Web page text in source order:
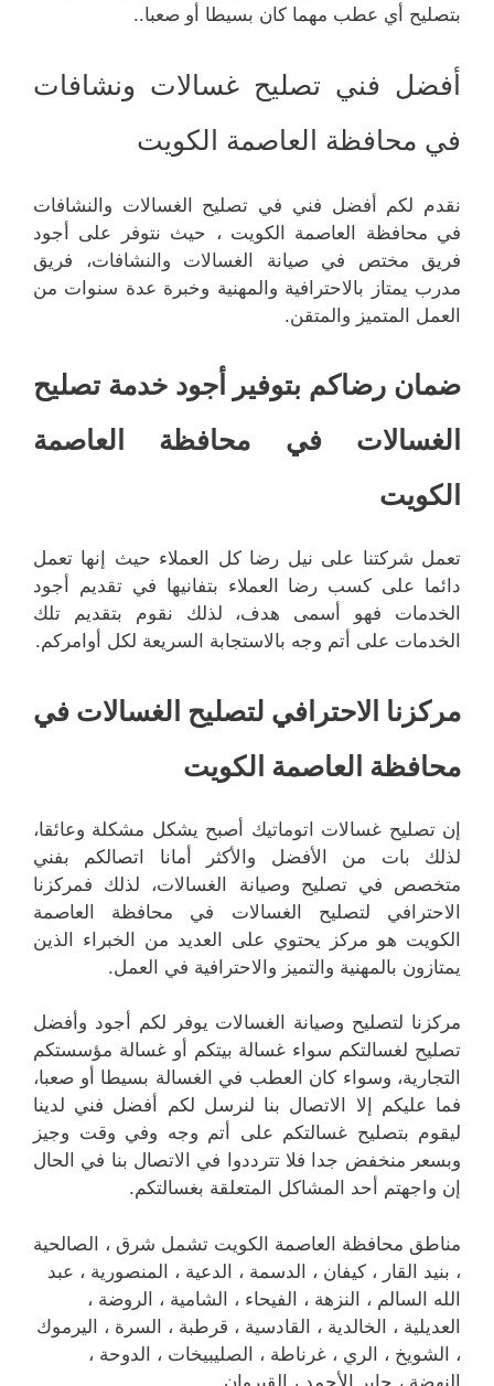
بتصليح أي عطب مهما كان بسيطا أو صعبا..
أفضل فني تصليح غسالات ونشافات
في محافظة العاصمة الكويت
نقدم لكم أفضل فني في تصليح الغسالات والنشافات
في محافظة العاصمة الكويت ، حيث نتوفر على أجود
فريق مختص في صيانة الغسالات والنشافات، فريق
مدرب يمتاز بالاحترافية والمهنية وخبرة عدة سنوات من
العمل المتميز والمتقن.
ضمان رضاكم بتوفير أجود خدمة تصليح
الغسالات في محافظة العاصمة
الكويت
تعمل شركتنا على نيل رضا كل العملاء حيث إنها تعمل
دائما على كسب رضا العملاء بتفانيها في تقديم أجود
الخدمات فهو أسمى هدف، لذلك نقوم بتقديم تلك
الخدمات على أتم وجه بالاستجابة السريعة لكل أوامركم.
مركزنا الاحترافي لتصليح الغسالات في
محافظة العاصمة الكويت
إن تصليح غسالات اتوماتيك أصبح يشكل مشكلة وعائقا،
لذلك بات من الأفضل والأكثر أمانا اتصالكم بفني
متخصص في تصليح وصيانة الغسالات، لذلك فمركزنا
الاحترافي لتصليح الغسالات في محافظة العاصمة
الكويت هو مركز يحتوي على العديد من الخبراء الذين
يمتازون بالمهنية والتميز والاحترافية في العمل.
مركزنا لتصليح وصيانة الغسالات يوفر لكم أجود وأفضل
تصليح لغسالتكم سواء غسالة بيتكم أو غسالة مؤسستكم
التجارية، وسواء كان العطب في الغسالة بسيطا أو صعبا،
فما عليكم إلا الاتصال بنا لنرسل لكم أفضل فني لدينا
ليقوم بتصليح غسالتكم على أتم وجه وفي وقت وجيز
وبسعر منخفض جدا فلا تترددوا في الاتصال بنا في الحال
إن واجهتم أحد المشاكل المتعلقة بغسالتكم.
مناطق محافظة العاصمة الكويت تشمل شرق ، الصالحية
، بنيد القار ، كيفان ، الدسمة ، الدعية ، المنصورية ، عبد
الله السالم ، النزهة ، الفيحاء ، الشامية ، الروضة ،
العديلية ، الخالدية ، القادسية ، قرطبة ، السرة ، اليرموك
، الشويخ ، الري ، غرناطة ، الصليبيخات ، الدوحة ،
النهضة ، جابر الأحمد ، القيروان .